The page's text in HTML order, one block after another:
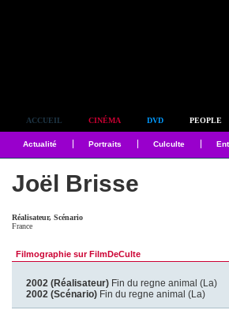
ACCUEIL CINÉMA DVD PEOPLE
Actualité Portraits Culculte
Joël Brisse
Réalisateur, Scénario
France
Filmographie sur FilmDeCulte
2002 (Réalisateur) Fin du regne animal (La)
2002 (Scénario) Fin du regne animal (La)